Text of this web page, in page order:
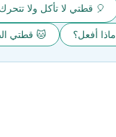
🎈 قطتي لا تأكل ولا
🐱 قطتي